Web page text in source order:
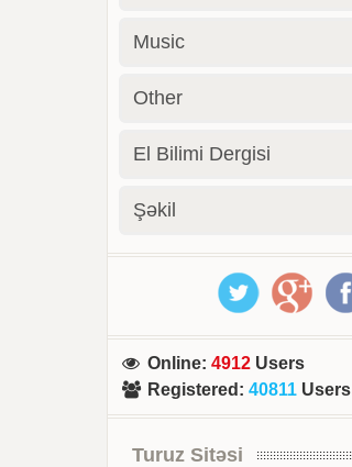
Music
Other
El Bilimi Dergisi
Şəkil
Online:4912 Users
Registered :40811 Users
Turuz Sitəsi